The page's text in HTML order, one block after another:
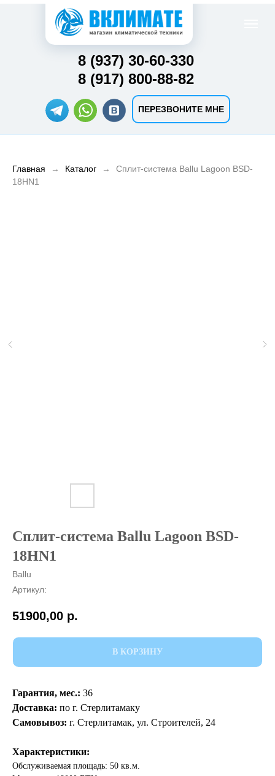
ПЕРЕЗВОНИТЕ МНЕ
8 (937) 30-60-330
8 (917) 800-88-82
Главная Каталог
Сплит-система Ballu Lagoon BSD-
18HN1
Сплит-система Ballu Lagoon BSD-
18HN1
Ballu
Артикул:
51900,00 р.
В КОРЗИНУ
Гарантия, мес.: 36
Доставка: по г. Стерлитамаку
Самовывоз: г. Стерлитамак, ул. Строителей, 24
Характеристики:
Обслуживаемая площадь: 50 кв.м.